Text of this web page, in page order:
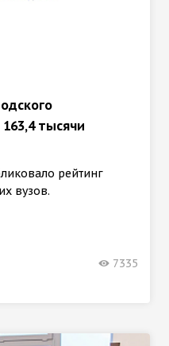
тысячи
рейтинг
вузов.
7335